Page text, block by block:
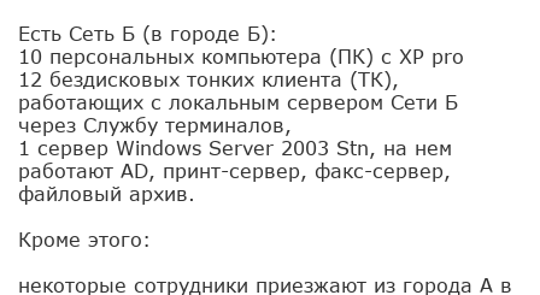
Есть Сеть Б (в городе Б):
10 персональных компьютера (ПК) с XP pro
12 бездисковых тонких клиента (ТК),
работающих с локальным сервером Сети Б
через Службу терминалов,
1 сервер Windows Server 2003 Stn, на нем
работают AD, принт-сервер, факс-сервер,
файловый архив.
Кроме этого:
некоторые сотрудники приезжают из города А в